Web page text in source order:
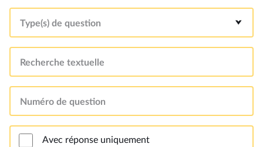
Type(s) de question
Recherche textuelle
Numéro de question
Avec réponse uniquement